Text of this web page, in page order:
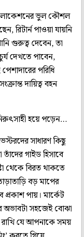
ভুল কৌশল
রিটার্ন পাওয়া যায়নি
গুরুত্ব দেবেন, তা
দেখতে পাবেন,
পরিধি
দায়িত্ব বহন
হয়ে পড়েন...
সাধারণ কিছু
গাইড হিসাবে
থেকে বিরত থাকতে
বড় মাপের
প্রকাশ পায়। মার্কেট
অভাবটা সহজেই বোঝা
রাখি যে আপনাকে সময়